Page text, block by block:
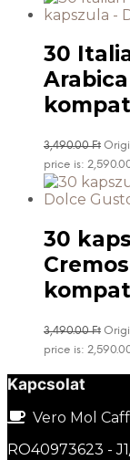
30
3,490.00Ft
price is:
30
3,490.00Ft
price is:
Kapcsolat
Vero Mol
RO40973623 -